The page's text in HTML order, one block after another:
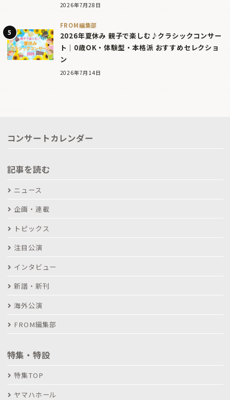
2026年7月28日
FROM編集部
2026年夏休み 親子で楽しむ♪クラシックコンサー
ト｜0歳OK・体験型・本格派 おすすめセレクショ
ン
2026年7月14日
コンサートカレンダー
記事を読む
ニュース
企画・連載
トピックス
注目公演
インタビュー
新譜・新刊
海外公演
FROM編集部
特集・特設
特集TOP
ヤマハホール